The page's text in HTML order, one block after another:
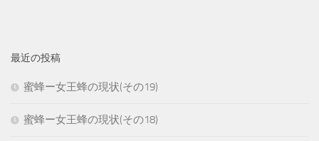
最近の投稿
蜜蜂ー女王蜂の現状(その19)
蜜蜂ー女王蜂の現状(その18)